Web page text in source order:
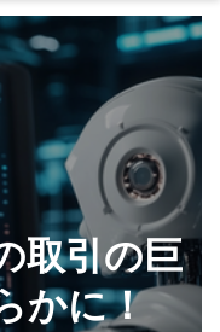
取引の巨
かに！